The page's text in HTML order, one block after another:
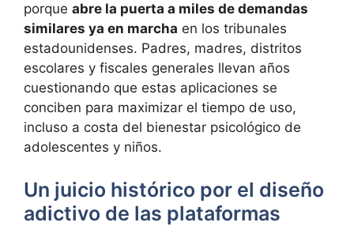
porque abre la puerta a miles de demandas
similares ya en marcha en los tribunales
estadounidenses. Padres, madres, distritos
escolares y fiscales generales llevan años
cuestionando que estas aplicaciones se
conciben para maximizar el tiempo de uso,
incluso a costa del bienestar psicológico de
adolescentes y niños.
Un juicio histórico por el diseño
adictivo de las plataformas